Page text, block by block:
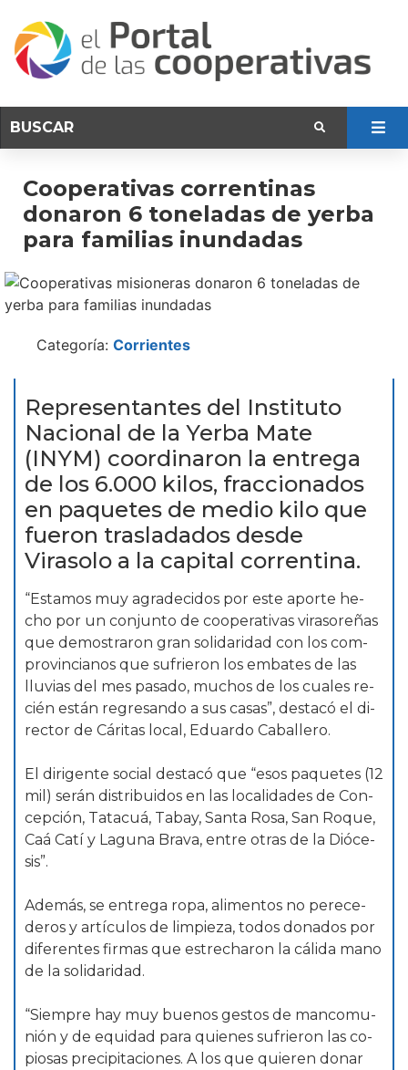
Cooperativas correntinas
donaron 6 toneladas de yerba
para familias inundadas
Categoría: Corrientes
Representantes del Instituto
Nacional de la Yerba Mate
(INYM) co­or­di­na­ron la en­tre­ga
de los 6.000 ki­los, frac­cio­na­dos
en pa­que­tes de me­dio ki­lo que
fue­ron trasladados desde
Virasolo a la capital correntina.
“Es­ta­mos muy agra­de­ci­dos por es­te apor­te he­
cho por un con­jun­to de co­o­pe­ra­ti­vas vi­ra­so­re­ñas
que de­mos­tra­ron gran so­li­da­ri­dad con los com­
pro­vin­cia­nos que su­frie­ron los em­ba­tes de las
llu­vias del mes pa­sa­do, mu­chos de los cua­les re­
cién es­tán re­gre­san­do a sus ca­sas”, des­ta­có el di­
rec­tor de Cá­ri­tas lo­cal, Eduar­do Ca­ba­lle­ro.
El dirigente social des­ta­có que “e­sos pa­que­tes (12
mil) se­rán dis­tri­bui­dos en las lo­ca­li­da­des de Con­
cep­ción, Ta­ta­cuá, Ta­bay, San­ta Ro­sa, San Ro­que,
Caá Ca­tí y La­gu­na Bra­va, en­tre otras de la Dió­ce­
sis”.
Ade­más, se entrega ro­pa, ali­men­tos no pe­re­ce­
de­ros y ar­tí­cu­los de lim­pie­za, to­dos do­na­dos por
di­fe­ren­tes fir­mas que es­tre­cha­ron la cá­li­da ma­no
de la so­li­da­ri­dad.
“Siem­pre hay muy bue­nos ges­tos de man­co­mu­
nión y de equi­dad pa­ra quie­nes su­frie­ron las co­
pio­sas pre­ci­pi­ta­cio­nes. A los que quie­ren do­nar